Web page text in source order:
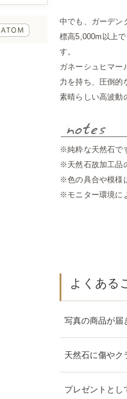
中でも、ガーデン
標高5,000m以上
す。
ガネーシュヒマー
力を持ち、圧倒的
素晴らしい高波動
※純粋な天然石で
※天然石故加工品
※色の具合や模様
※モニター環境に
よくある
写真の商品が届
天然石に傷やク
プレゼントとし